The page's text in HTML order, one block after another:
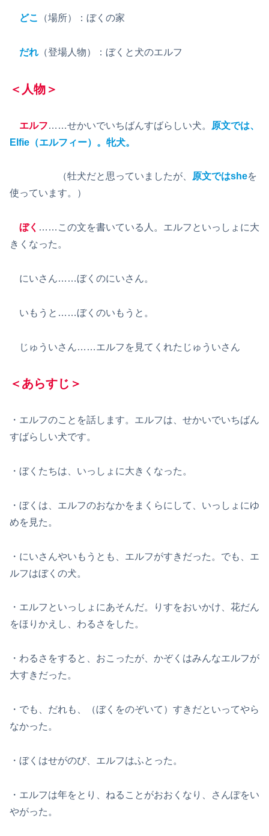
どこ （場所）：ぼくの家
だれ （登場人物）：ぼくと犬のエルフ
＜人物＞
エルフ……せかいでいちばんすばらしい犬。
原文では、
Elfie（エルフィー）。牝犬。
（牡犬だと思っていましたが、 原文ではsheを
使っています。）
ぼく ……この文を書いている人。エルフといっしょに大
きくなった。
にいさん……ぼくのにいさん。
いもうと……ぼくのいもうと。
じゅういさん……エルフを見てくれたじゅういさん
＜あらすじ＞
・エルフのことを話します。エルフは、せかいでいちばん
すばらしい犬です。
・ぼくたちは、いっしょに大きくなった。
・ぼくは、エルフのおなかをまくらにして、いっしょにゆ
めを見た。
・にいさんやいもうとも、エルフがすきだった。でも、エ
ルフはぼくの犬。
・エルフといっしょにあそんだ。りすをおいかけ、花だん
をほりかえし、わるさをした。
・わるさをすると、おこったが、かぞくはみんなエルフが
大すきだった。
・でも、だれも、（ぼくをのぞいて）すきだといってやら
なかった。
・ぼくはせがのび、エルフはふとった。
・エルフは年をとり、ねることがおおくなり、さんぽをい
やがった。